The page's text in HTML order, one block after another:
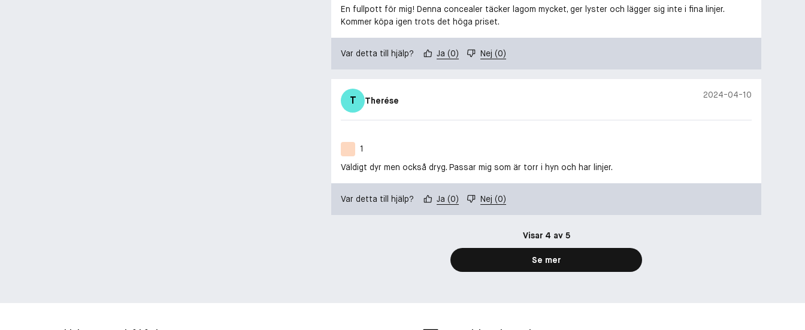
En fullpott för mig! Denna concealer täcker lagom mycket, ger lyster och lägger sig inte i fina linjer.
Kommer köpa igen trots det höga priset.
Var detta till hjälp? Ja (0) Nej (0)
T Therése
2024-04-10
1
Väldigt dyr men också dryg. Passar mig som är torr i hyn och har linjer.
Var detta till hjälp? Ja (0) Nej (0)
Visar 4 av 5
Se mer